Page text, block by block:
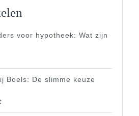
voor hypotheek: Wat zijn
Boels: De slimme keuze